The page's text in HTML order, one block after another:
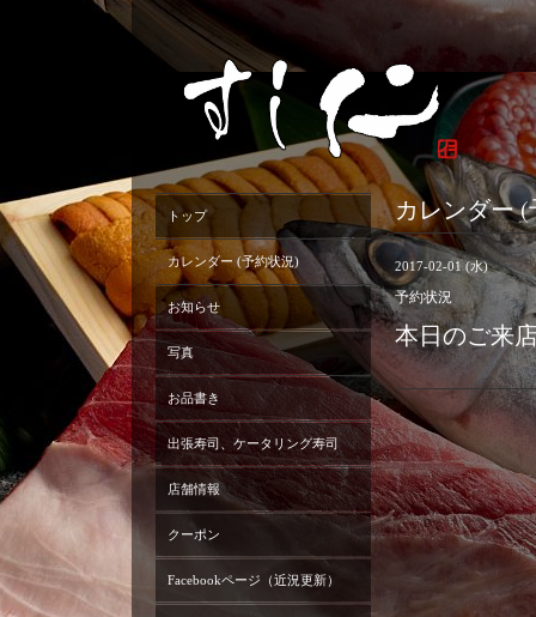
カレンダー
2017-02-01 (水)
予約状況
本日のご来
トップ
カレンダー (予約状況)
お知らせ
写真
お品書き
出張寿司、ケータリング寿司
店舗情報
クーポン
Facebookページ（近況更新）